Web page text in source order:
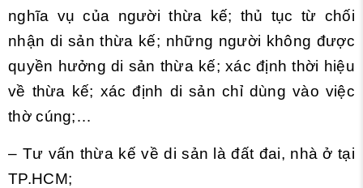
nghĩa vụ của người thừa kế; thủ tục từ chối
nhận di sản thừa kế; những người không được
quyền hưởng di sản thừa kế; xác định thời hiệu
về thừa kế; xác định di sản chỉ dùng vào việc
thờ cúng;…
– Tư vấn thừa kế về di sản là đất đai, nhà ở tại
TP.HCM;